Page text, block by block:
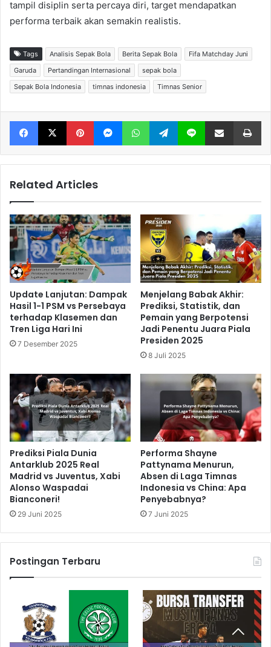
tampil disiplin serta percaya diri, target mendapatkan
performa terbaik akan semakin realistis.
Tags Analisis Sepak Bola Berita Sepak Bola
Fifa Matchday Juni
Garuda
Pertandingan Internasional
sepak bola
Sepak Bola Indonesia
timnas indonesia Timnas Senior
Facebook X Pinterest Messenger WhatsApp Telegram Line Share via Email
Related Articles
Update Lanjutan: Dampak
Hasil 1-1 PSM vs Persebaya
terhadap Klasemen dan
Tren Liga Hari Ini
7 Desember 2025
Menjelang Babak Akhir:
Prediksi, Statistik, dan
Pemain yang Berpotensi
Jadi Penentu Juara Piala
Presiden 2025
8 Juli 2025
Prediksi Piala Dunia
Antarklub 2025 Real
Madrid vs Juventus, Xabi
Alonso Waspadai
Bianconeri!
29 Juni 2025
Performa Shayne
Pattynama Menurun,
Absen di Laga Timnas
Indonesia vs China: Apa
Penyebabnya?
7 Juni 2025
Postingan Terbaru